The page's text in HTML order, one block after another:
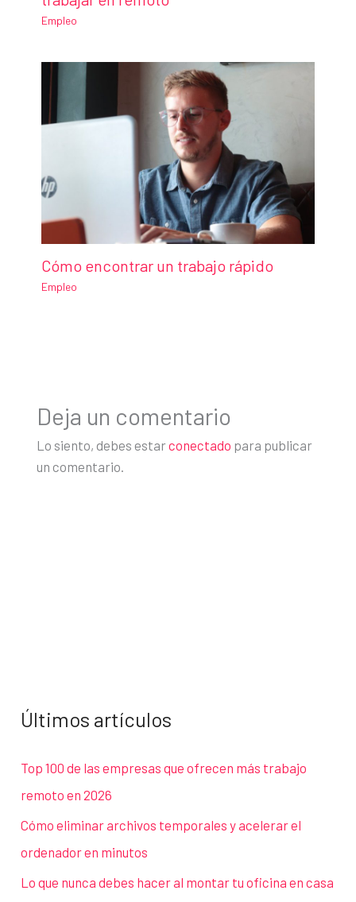
Empleo
Cómo encontrar un trabajo rápido
Empleo
Deja un comentario
Lo siento, debes estarconectado para publicar
un comentario.
Últimos artículos
Top 100 de las empresas que ofrecen más trabajo
remoto en 2026
Cómo eliminar archivos temporales y acelerar el
ordenador en minutos
Lo que nunca debes hacer al montar tu oficina en casa